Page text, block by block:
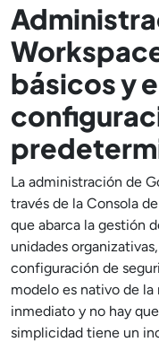
básicos y
La administración de
través de la Consola
que abarca la gestión
unidades
configuración de
modelo es nativo de
inmediato y no hay
simplicidad tiene un